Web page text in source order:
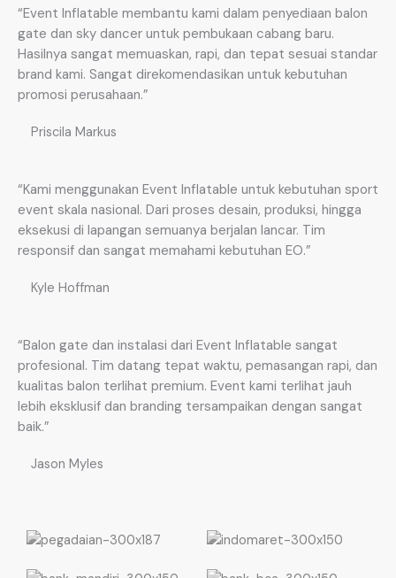
“Event Inflatable membantu kami dalam penyediaan balon
gate dan sky dancer untuk pembukaan cabang baru.
Hasilnya sangat memuaskan, rapi, dan tepat sesuai standar
brand kami. Sangat direkomendasikan untuk kebutuhan
promosi perusahaan.”
Priscila Markus
“Kami menggunakan Event Inflatable untuk kebutuhan sport
event skala nasional. Dari proses desain, produksi, hingga
eksekusi di lapangan semuanya berjalan lancar. Tim
responsif dan sangat memahami kebutuhan EO.”
Kyle Hoffman
“Balon gate dan instalasi dari Event Inflatable sangat
profesional. Tim datang tepat waktu, pemasangan rapi, dan
kualitas balon terlihat premium. Event kami terlihat jauh
lebih eksklusif dan branding tersampaikan dengan sangat
baik.”
Jason Myles